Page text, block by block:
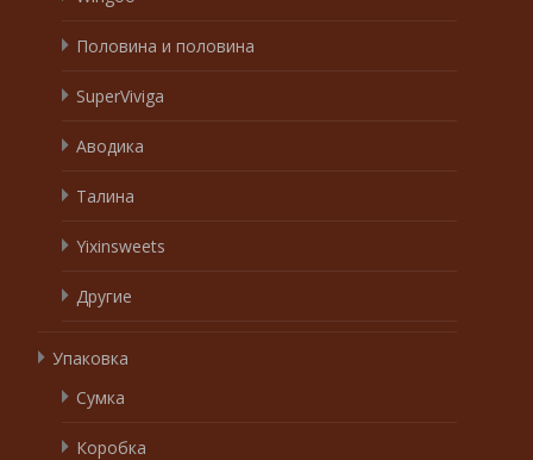
Половина и половина
SuperViviga
Аводика
Талина
Yixinsweets
Другие
Упаковка
Сумка
Коробка